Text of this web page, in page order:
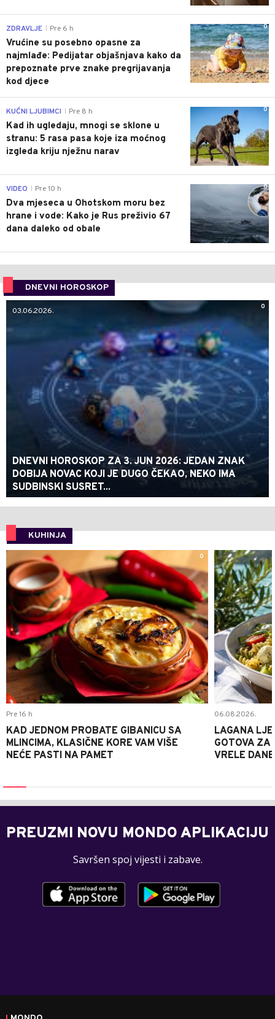
0
ZDRAVLJE Pre 6 h
Vrućine su posebno opasne za
najmlađe: Pedijatar objašnjava kako da
prepoznate prve znake pregrijavanja
kod djece
0
KUĆNI LJUBIMCI Pre 8 h
Kad ih ugledaju, mnogi se sklone u
stranu: 5 rasa pasa koje iza moćnog
izgleda kriju nježnu narav
0
VIDEO Pre 10 h
Dva mjeseca u Ohotskom moru bez
hrane i vode: Kako je Rus preživio 67
dana daleko od obale
DNEVNI HOROSKOP
0
03.06.2026.
DNEVNI HOROSKOP ZA 3. JUN 2026: JEDAN ZNAK
DOBIJA NOVAC KOJI JE DUGO ČEKAO, NEKO IMA
SUDBINSKI SUSRET...
KUHINJA
0
Pre 16 h
KAD JEDNOM PROBATE GIBANICU SA
MLINCIMA, KLASIČNE KORE VAM VIŠE
NEĆE PASTI NA PAMET
06.08.2026.
LAGANA
GOTOVA ZA
VRELE DANE
PREUZMI NOVU MONDO APLIKACIJU
Savršen spoj vijesti i zabave.